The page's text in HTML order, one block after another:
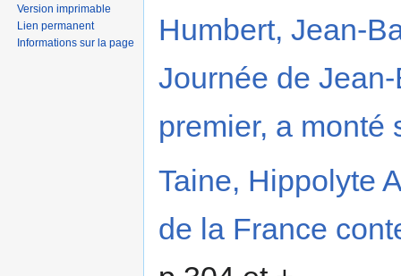
Humbert, Jean-
Journée de
premier, a monté
Taine, Hippolyte
de la France
Version imprimable
Lien permanent
Informations sur la page